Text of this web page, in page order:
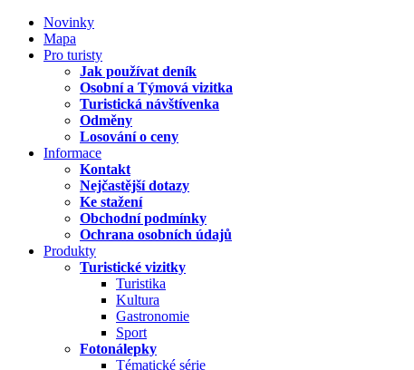
Novinky
Mapa
Pro turisty
Jak používat deník
Osobní a Týmová vizitka
Turistická návštívenka
Odměny
Losování o ceny
Informace
Kontakt
Nejčastější dotazy
Ke stažení
Obchodní podmínky
Ochrana osobních údajů
Produkty
Turistické vizitky
Turistika
Kultura
Gastronomie
Sport
Fotonálepky
Tématické série